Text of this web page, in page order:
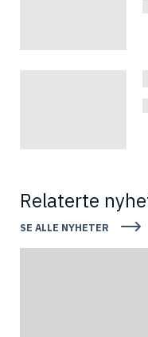
Relaterte
SE ALLE NYHETER